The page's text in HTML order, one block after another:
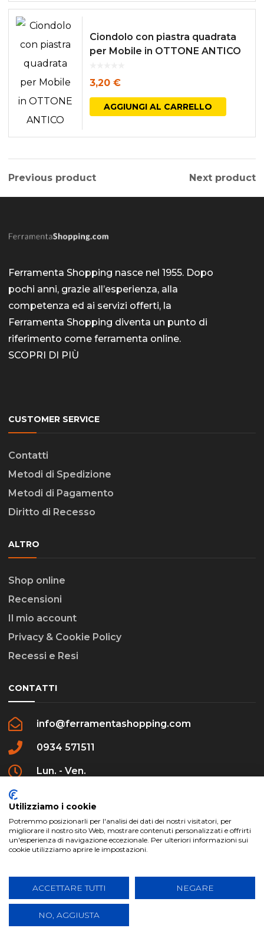
Ciondolo con piastra quadrata
per Mobile in OTTONE ANTICO
3,20 €
AGGIUNGI AL CARRELLO
Previous product Next product
Ferramenta Shopping nasce nel 1955. Dopo
pochi anni, grazie all’esperienza, alla
competenza ed ai servizi offerti, la
Ferramenta Shopping diventa un punto di
riferimento come ferramenta online.
SCOPRI DI PIÙ
CUSTOMER SERVICE
Contatti
Metodi di Spedizione
Metodi di Pagamento
Diritto di Recesso
ALTRO
Shop online
Recensioni
Il mio account
Privacy & Cookie Policy
Recessi e Resi
CONTATTI
info@ferramentashopping.com
0934 571511
Lun. - Ven.
Creative Agency | All Rights Reserved.
Utilizziamo i cookie
Potremmo posizionarli per l'analisi dei dati dei nostri visitatori, per
migliorare il nostro sito Web, mostrare contenuti personalizzati e offrirti
un'esperienza di navigazione eccezionale. Per ulteriori informazioni sui
cookie utilizziamo aprire le impostazioni.
ACCETTARE TUTTI NEGARE
NO, AGGIUSTA